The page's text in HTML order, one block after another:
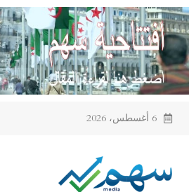
Skip
to
content
6 أغسطس، 2026